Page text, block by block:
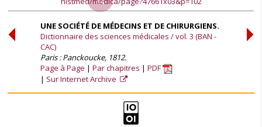
UNE SOCIÉTÉ DE MÉDECINS ET DE CHIRURGIENS.
Dictionnaire des sciences médicales / vol. 3 (BAN -
CAC)
Paris : Panckoucke, 1812.
Page à Page
Par chapitres
PDF
Sur Internet Archive